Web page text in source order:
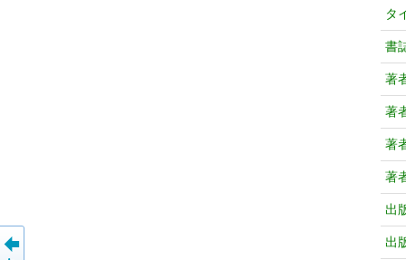
タ
書
著
著
著
著
出
出